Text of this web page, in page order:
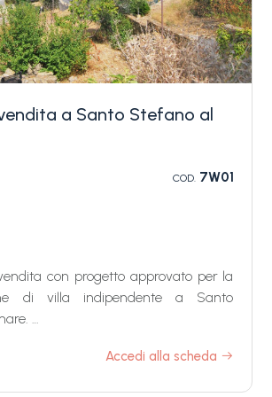
a Santo Stefano al
COD.7W01
con progetto approvato per la
di villa indipendente a Santo
al Mare si trova a solo un
Accedi alla scheda